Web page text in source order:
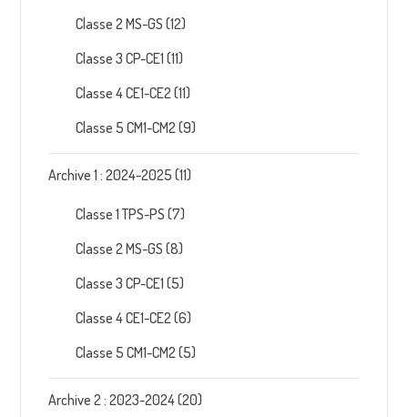
Classe 2 MS-GS (12)
Classe 3 CP-CE1 (11)
Classe 4 CE1-CE2(11)
Classe 5 CM1-CM2(9)
Archive 1 : 2024-2025 (11)
Classe 1 TPS-PS (7)
Classe 2 MS-GS (8)
Classe 3 CP-CE1 (5)
Classe 4 CE1-CE2(6)
Classe 5 CM1-CM2(5)
Archive 2 : 2023-2024(20)